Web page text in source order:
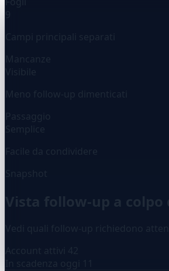
9
Campi principali separati
Mancanze
Visibile
Meno follow-up dimenticati
Passaggio
Semplice
Facile da condividere